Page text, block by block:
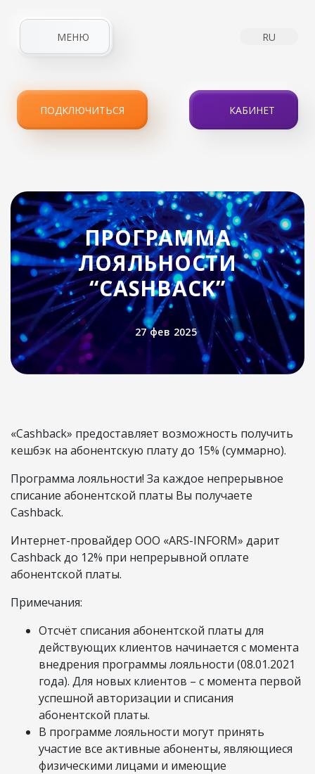
МЕНЮ RU
НОВОСТИ
IPTV
ПОДКЛЮЧИТЬСЯ КАБИНЕТ
ПРОГРАММА
ЛОЯЛЬНОСТИ
“CASHBACK”
27 фев 2025
«Cashback» предоставляет возможность получить
кешбэк на абонентскую плату до 15% (суммарно).
Программа лояльности! За каждое непрерывное
списание абонентской платы Вы получаете
Cashback.
Интернет-провайдер ООО «ARS-INFORM» дарит
Cashback до 12% при непрерывной оплате
абонентской платы.
Примечания:
Отсчёт списания абонентской платы для
действующих клиентов начинается с момента
внедрения программы лояльности (08.01.2021
года). Для новых клиентов – с момента первой
успешной авторизации и списания
абонентской платы.
В программе лояльности могут принять
участие все активные абоненты, являющиеся
физическими лицами и имеющие